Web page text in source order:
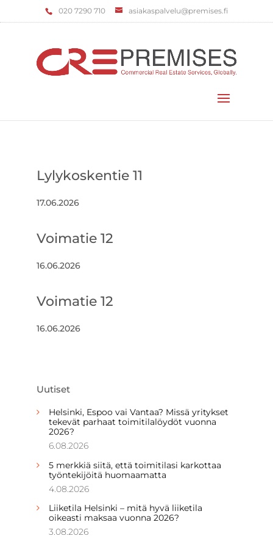
‌020 7290 710 asiakaspalvelu@premises.fi
Lylykoskentie 11
17.06.2026
Voimatie 12
16.06.2026
Voimatie 12
16.06.2026
Uutiset
Helsinki, Espoo vai Vantaa? Missä yritykset
tekevät parhaat toimitilalöydöt vuonna
2026?
6.08.2026
5 merkkiä siitä, että toimitilasi karkottaa
työntekijöitä huomaamatta
4.08.2026
Liiketila Helsinki – mitä hyvä liiketila
oikeasti maksaa vuonna 2026?
3.08.2026